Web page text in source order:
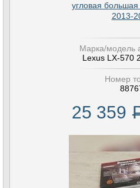
угловая
2013-
Марка/модель
Lexus LX-570
Номер
25 359